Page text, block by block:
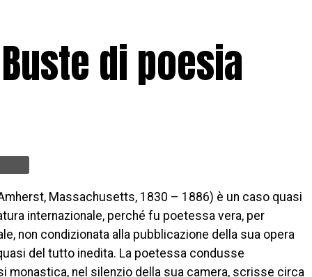
di poesia
Massachusetts, 1830 – 1886) è un caso quasi
internazionale, perché fu poetessa vera, per
non condizionata alla pubblicazione della sua opera
del tutto inedita. La poetessa condusse
monastica, nel silenzio della sua camera, scrisse circa